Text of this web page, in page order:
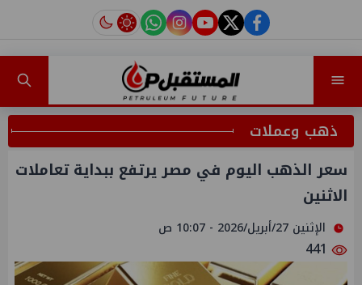
facebook
twitter
youtube
instagram
tiktok
ذهب وعملات
سعر الذهب اليوم في مصر يرتفع ببداية تعاملات
الاثنين
الإثنين 27/أبريل/2026 - 10:07 ص